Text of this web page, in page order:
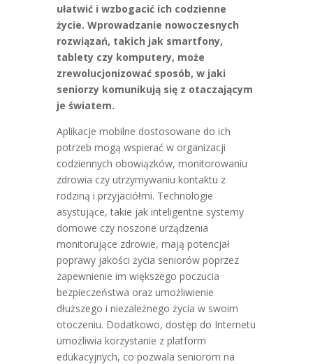
ułatwić i wzbogacić ich codzienne
życie. Wprowadzanie nowoczesnych
rozwiązań, takich jak smartfony,
tablety czy komputery, może
zrewolucjonizować sposób, w jaki
seniorzy komunikują się z otaczającym
je światem.
Aplikacje mobilne dostosowane do ich
potrzeb mogą wspierać w organizacji
codziennych obowiązków, monitorowaniu
zdrowia czy utrzymywaniu kontaktu z
rodziną i przyjaciółmi. Technologie
asystujące, takie jak inteligentne systemy
domowe czy noszone urządzenia
monitorujące zdrowie, mają potencjał
poprawy jakości życia seniorów poprzez
zapewnienie im większego poczucia
bezpieczeństwa oraz umożliwienie
dłuższego i niezależnego życia w swoim
otoczeniu. Dodatkowo, dostęp do Internetu
umożliwia korzystanie z platform
edukacyjnych, co pozwala seniorom na